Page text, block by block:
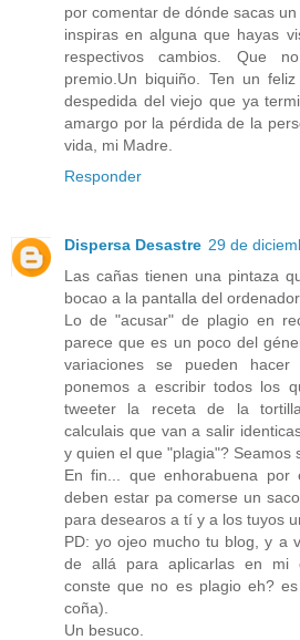
por comentar de dónde sacas
inspiras en alguna que hayas
respectivos cambios. Que
premio.Un biquiño. Ten un
despedida del viejo que ya
amargo por la pérdida de la
vida, mi Madre.
Responder
Dispersa Desastre 29 de
Las cañas tienen una pintaza
bocao a la pantalla del ordenador.
Lo de "acusar" de plagio en
parece que es un poco del
variaciones se pueden
ponemos a escribir todos los
tweeter la receta de la
calculais que van a salir
y quien el que "plagia"? Seamos
En fin... que enhorabuena
deben estar pa comerse un
para desearos a tí y a los tuyos
PD: yo ojeo mucho tu blog, y a
de allá para aplicarlas en mi
conste que no es plagio eh?
coña).
Un besuco.